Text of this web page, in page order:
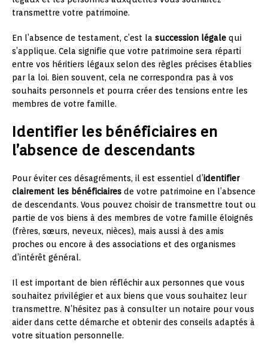
transmettre votre patrimoine.
En l’absence de testament, c’est la succession légale qui
s’applique. Cela signifie que votre patrimoine sera réparti
entre vos héritiers légaux selon des règles précises établies
par la loi. Bien souvent, cela ne correspondra pas à vos
souhaits personnels et pourra créer des tensions entre les
membres de votre famille.
Identifier les bénéficiaires en
l’absence de descendants
Pour éviter ces désagréments, il est essentiel d’identifier
clairement les bénéficiaires de votre patrimoine en l’absence
de descendants. Vous pouvez choisir de transmettre tout ou
partie de vos biens à des membres de votre famille éloignés
(frères, sœurs, neveux, nièces), mais aussi à des amis
proches ou encore à des associations et des organismes
d’intérêt général.
Il est important de bien réfléchir aux personnes que vous
souhaitez privilégier et aux biens que vous souhaitez leur
transmettre. N’hésitez pas à consulter un notaire pour vous
aider dans cette démarche et obtenir des conseils adaptés à
votre situation personnelle.